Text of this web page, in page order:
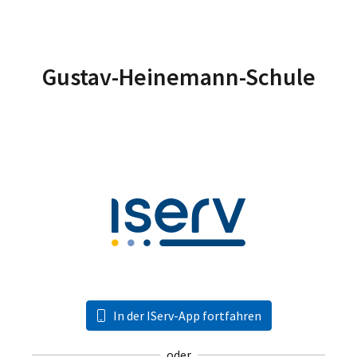
Gustav-Heinemann-Schule
In der IServ-App fortfahren